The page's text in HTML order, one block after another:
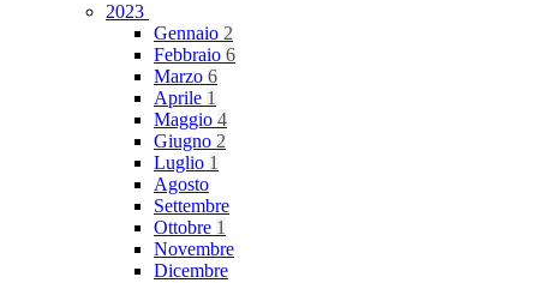
2023
Gennaio 2
Febbraio 6
Marzo 6
Aprile 1
Maggio 4
Giugno 2
Luglio 1
Agosto
Settembre
Ottobre 1
Novembre
Dicembre